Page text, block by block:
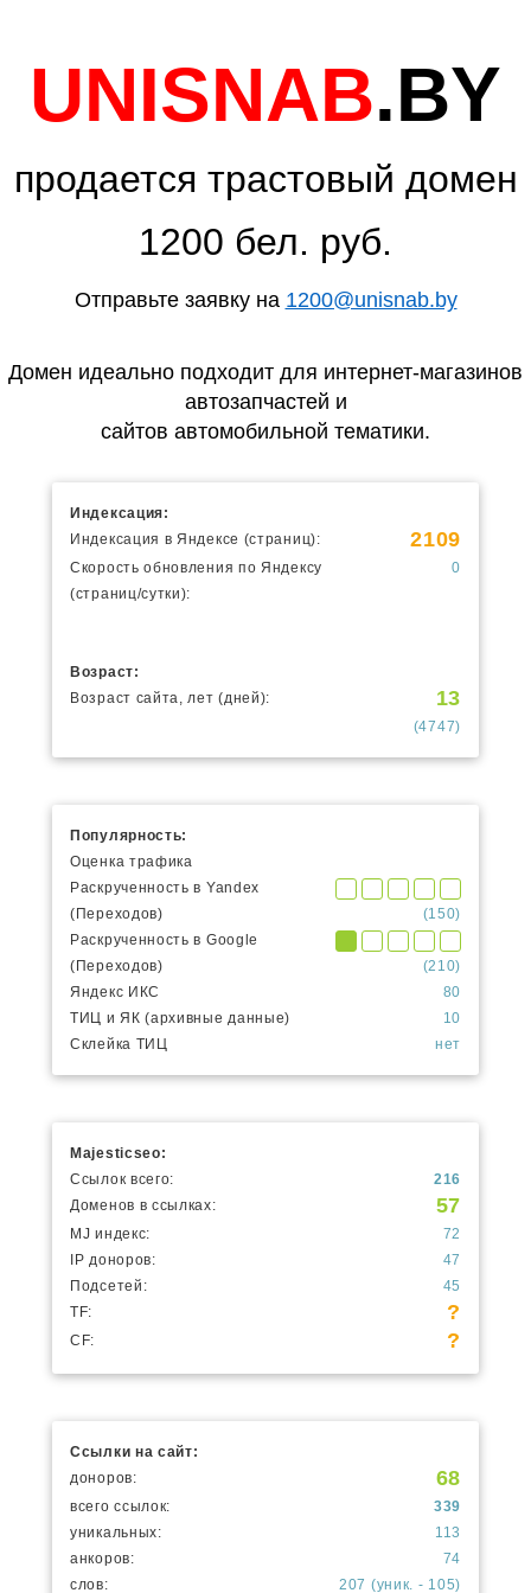
UNISNAB.BY
продается трастовый домен
1200 бел. руб.
Отправьте заявку на 1200@unisnab.by
Домен идеально подходит для интернет-магазинов
автозапчастей и
сайтов автомобильной тематики.
Индексация:
Индексация в Яндексе (страниц):
2109
Скорость обновления по Яндексу
(страниц/сутки):
0
Возраст:
Возраст сайта, лет (дней):
13
(4747)
Популярность:
Оценка трафика
Раскрученность в Yandex
(Переходов)
(150)
Раскрученность в Google
(Переходов)
(210)
Яндекс ИКС
80
ТИЦ и ЯК (архивные данные)
10
Склейка ТИЦ
нет
Majesticseo:
Ссылок всего:
216
Доменов в ссылках:
57
MJ индекс:
72
IP доноров:
47
Подсетей:
45
TF:
?
CF: ?
Ссылки на сайт:
доноров:
68
всего ссылок:
339
уникальных:
113
анкоров:
74
слов:
207 (уник. - 105)